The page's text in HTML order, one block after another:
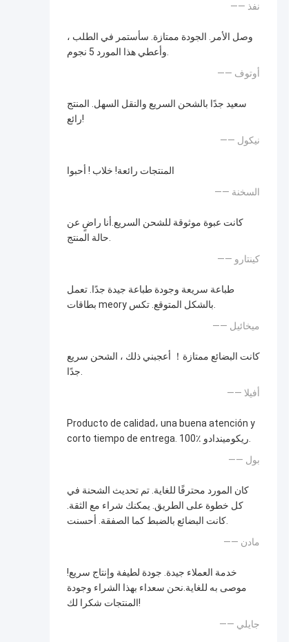
—— نفذ
وصل الأمر. الجودة ممتازة. سأستمر في الطلب ،
وأعطي هذا المورد 5 نجوم.
—— أوتوف
سعيد جدًا بالشحن السريع والنقل السهل. المنتج
رائع!
—— نيكول
المنتجات رائعة! خلاب ! أحبوا
—— السخنة
كانت عبوة موثوقة للشحن السريع.أنا راضٍ عن
حالة المنتج.
—— كينتارو
طباعة سريعة وجودة طباعة جيدة جدًا. تعمل
بطاقات meory بالشكل المتوقع. تكس.
—— ميخائيل
كانت البضائع ممتازة！ أعجبني ذلك ، الشحن سريع
جدًا.
—— أفيلا
Producto de calidad، una buena atención y
corto tiempo de entrega. 100٪ ريكوميندادو.
—— بول
كان المورد محترفًا للغاية. تم تحديث الشحنة في
كل خطوة على الطريق. يمكنك شراء مع الثقة.
كانت البضائع بالضبط كما الصفقة. أحسنت.
—— مادن
خدمة العملاء جيدة. جودة لطيفة وإنتاج سريع!
موصى به للغاية.نحن سعداء بهذا الشراء وجودة
المنتجات شكرا لك!
—— جايلي